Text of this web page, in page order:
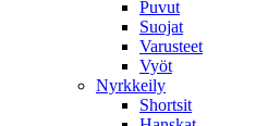
Puvut
Suojat
Varusteet
Vyöt
Nyrkkeily
Shortsit